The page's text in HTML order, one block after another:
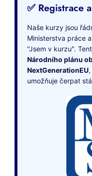
✅ Registrace
Naše kurzy jsou
Ministerstva práce
"Jsem v kurzu".
Národního plánu
NextGenerationEU
umožňuje čerpat